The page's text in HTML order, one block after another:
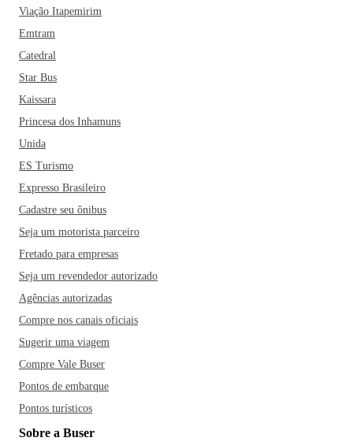
Viação Itapemirim
Emtram
Catedral
Star Bus
Kaissara
Princesa dos Inhamuns
Unida
ES Turismo
Expresso Brasileiro
Cadastre seu ônibus
Seja um motorista parceiro
Fretado para empresas
Seja um revendedor autorizado
Agências autorizadas
Compre nos canais oficiais
Sugerir uma viagem
Compre Vale Buser
Pontos de embarque
Pontos turísticos
Sobre a Buser